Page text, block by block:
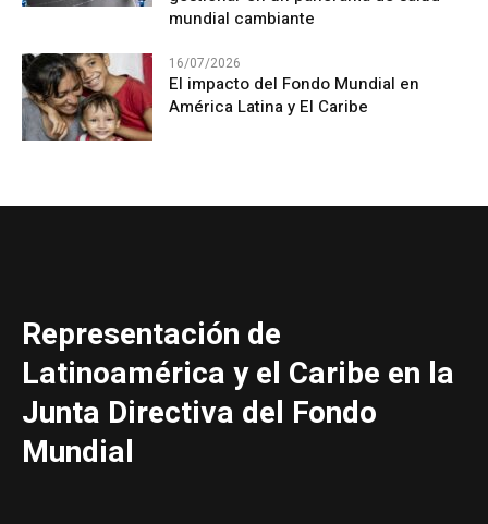
mundial cambiante
16/07/2026
El impacto del Fondo Mundial en
América Latina y El Caribe
Representación de
Latinoamérica y el Caribe en la
Junta Directiva del Fondo
Mundial